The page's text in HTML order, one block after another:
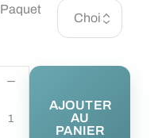
Paquet
AJOUTER
AU
PANIER